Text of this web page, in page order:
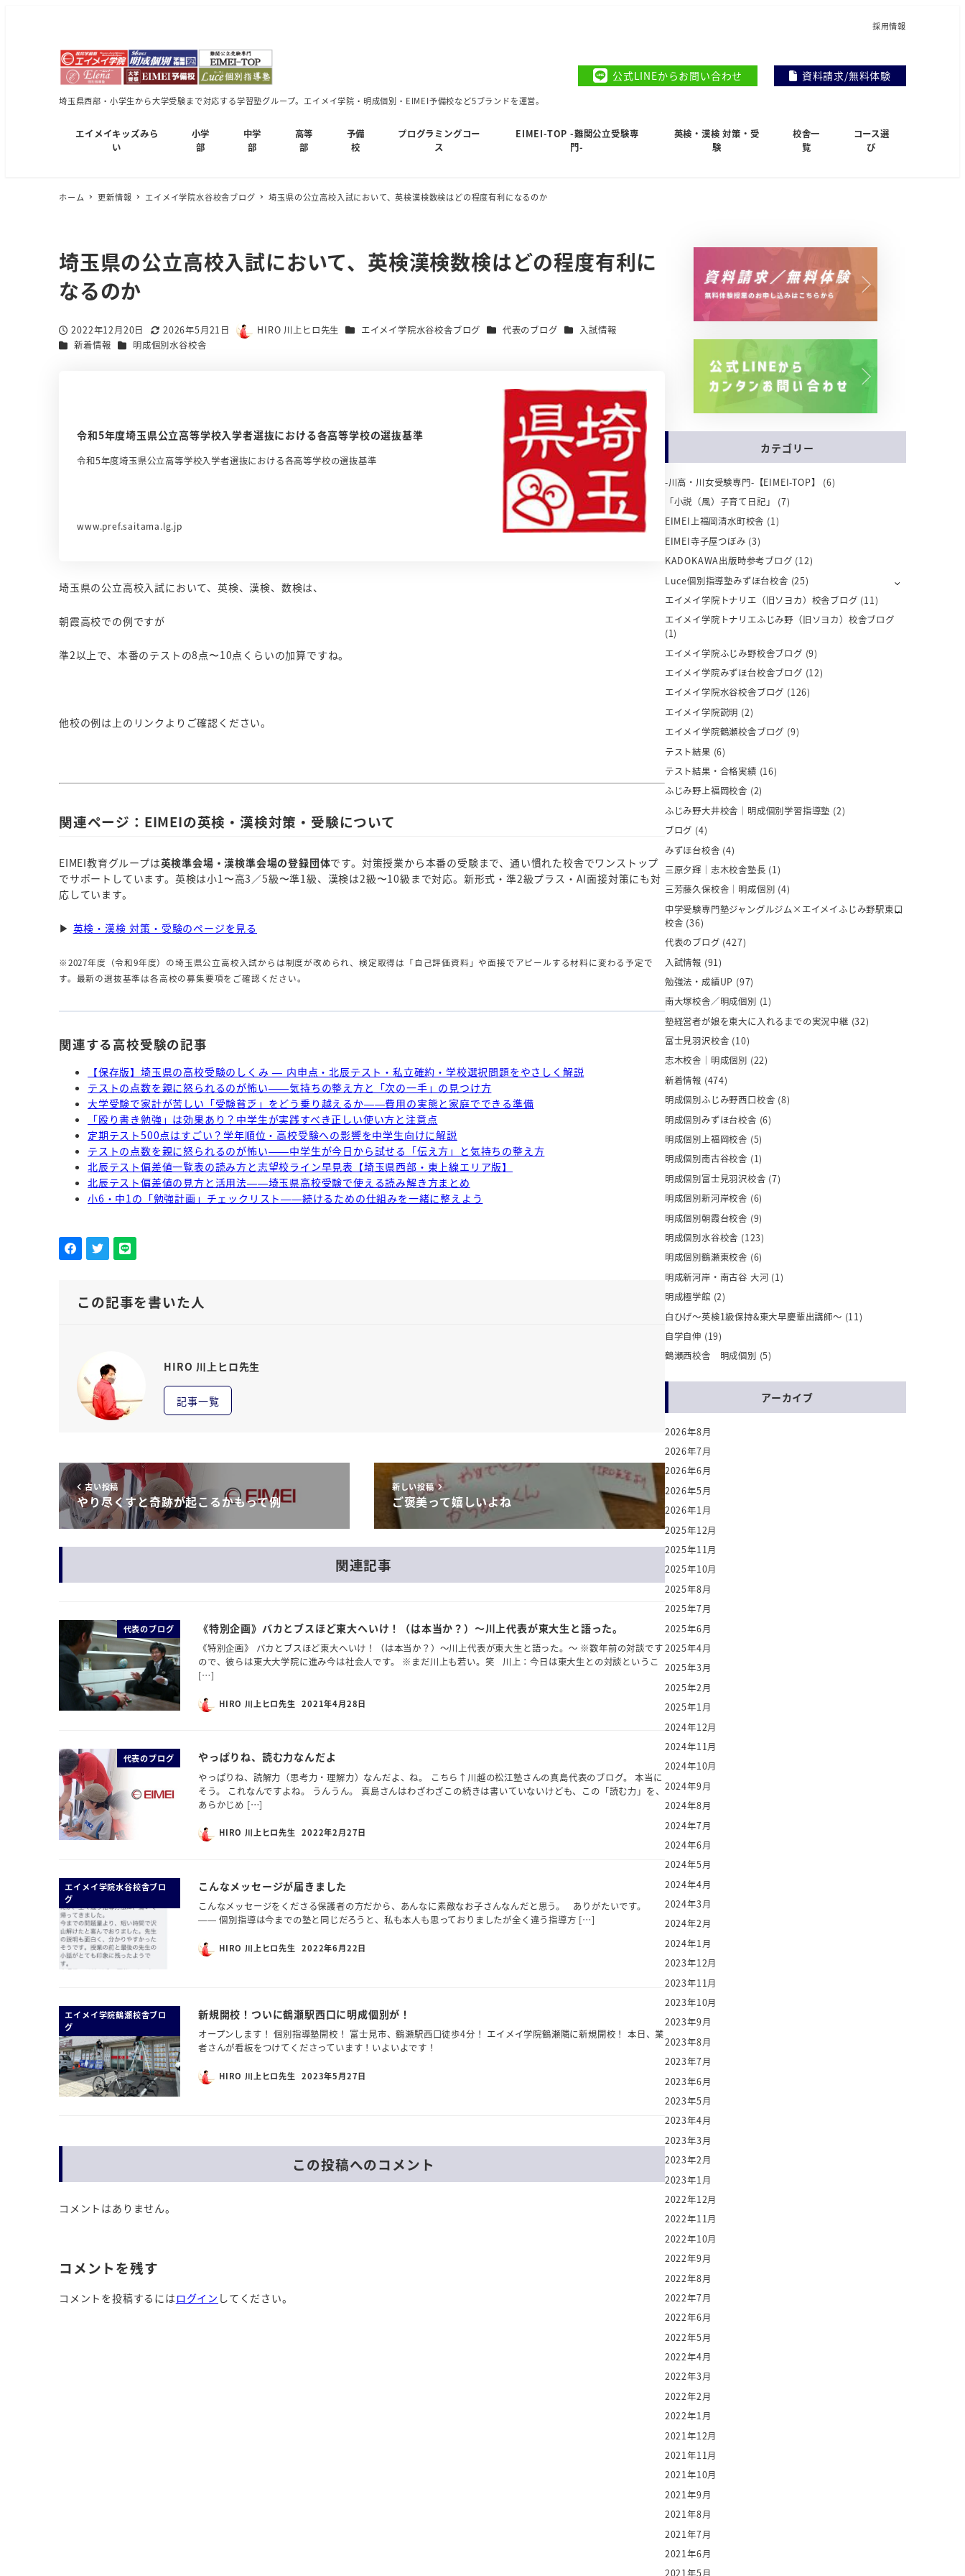
採用情報
埼玉県西部・小学生から大学受験まで対応する学習塾グループ。エイメイ学院・明成個別・EIMEI予備校など5ブランドを運営。
公式LINEからお問い合わせ 資料請求/無料体験
エイメイキッズみら
い
小学
部
中学
部
高等
部
予備
校
プログラミングコー
ス
EIMEI-TOP -難関公立受験専
門-
英検・漢検 対策・受
験
校舎一
覧
コース選
び
ホーム 更新情報 エイメイ学院水谷校舎ブログ 埼玉県の公立高校入試において、英検漢検数検はどの程度有利になるのか
埼玉県の公立高校入試において、英検漢検数検はどの程度有利に
なるのか
投稿日2022年12月20日 更新日2026年5月21日
著
HIRO 川上ヒロ先生 カテゴリー
エイメイ学院水谷校舎ブログ カテゴリー
代表のブログ カテゴリー
入試情報
カテゴリー
新着情報 カテゴリー
明成個別水谷校舎
令和5年度埼玉県公立高等学校入学者選抜における各高等学校の選抜基準
令和5年度埼玉県公立高等学校入学者選抜における各高等学校の選抜基準
www.pref.saitama.lg.jp
埼玉県の公立高校入試において、英検、漢検、数検は、
朝霞高校での例ですが
準2以上で、本番のテストの8点〜10点くらいの加算ですね。
他校の例は上のリンクよりご確認ください。
関連ページ：EIMEIの英検・漢検対策・受験について
EIMEI教育グループは英検準会場・漢検準会場の登録団体です。対策授業から本番の受験まで、通い慣れた校舎でワンストップ
でサポートしています。英検は小1〜高3／5級〜準1級、漢検は2級〜10級まで対応。新形式・準2級プラス・AI面接対策にも対
応しています。
▶ 英検・漢検 対策・受験のページを見る
※2027年度（令和9年度）の埼玉県公立高校入試からは制度が改められ、検定取得は「自己評価資料」や面接でアピールする材料に変わる予定で
す。最新の選抜基準は各高校の募集要項をご確認ください。
関連する高校受験の記事
【保存版】埼玉県の高校受験のしくみ — 内申点・北辰テスト・私立確約・学校選択問題をやさしく解説
テストの点数を親に怒られるのが怖い——気持ちの整え方と「次の一手」の見つけ方
大学受験で家計が苦しい「受験貧乏」をどう乗り越えるか——費用の実態と家庭でできる準備
「殴り書き勉強」は効果あり？中学生が実践すべき正しい使い方と注意点
定期テスト500点はすごい？学年順位・高校受験への影響を中学生向けに解説
テストの点数を親に怒られるのが怖い——中学生が今日から試せる「伝え方」と気持ちの整え方
北辰テスト偏差値一覧表の読み方と志望校ライン早見表【埼玉県西部・東上線エリア版】
北辰テスト偏差値の見方と活用法——埼玉県高校受験で使える読み解き方まとめ
小6・中1の「勉強計画」チェックリスト——続けるための仕組みを一緒に整えよう
この記事を書いた人
HIRO 川上ヒロ先生
記事一覧
古い投稿
やり尽くすと奇跡が起こるかもって例
新しい投稿
ご褒美って嬉しいよね
関連記事
代表のブログ 《特別企画》バカとブスほど東大へいけ！（は本当か？）～川上代表が東大生と語った。
《特別企画》 バカとブスほど東大へいけ！（は本当か？）～川上代表が東大生と語った。～ ※数年前の対談です
ので、彼らは東大大学院に進み今は社会人です。 ※まだ川上も若い。笑 川上：今日は東大生との対談というこ
[…]
HIRO 川上ヒロ先生 2021年4月28日
代表のブログ やっぱりね、読む力なんだよ
やっぱりね、読解力（思考力・理解力）なんだよ、ね。 こちら↑川越の松江塾さんの真島代表のブログ。 本当に
そう。 これなんですよね。 うんうん。 真島さんはわざわざこの続きは書いていないけども、この「読む力」を、
あらかじめ […]
HIRO 川上ヒロ先生 2022年2月27日
エイメイ学院水谷校舎ブロ
グ
こんなメッセージが届きました
こんなメッセージをくださる保護者の方だから、あんなに素敵なお子さんなんだと思う。 ありがたいです。
—— 個別指導は今までの塾と同じだろうと、私も本人も思っておりましたが全く違う指導方 […]
HIRO 川上ヒロ先生 2022年6月22日
エイメイ学院鶴瀬校舎ブロ
グ
新規開校！ついに鶴瀬駅西口に明成個別が！
オープンします！ 個別指導塾開校！ 富士見市、鶴瀬駅西口徒歩4分！ エイメイ学院鶴瀬隣に新規開校！ 本日、業
者さんが看板をつけてくださっています！いよいよです！
HIRO 川上ヒロ先生 2023年5月27日
この投稿へのコメント
コメントはありません。
コメントを残す
コメントを投稿するには ログイン してください。
カテゴリー
-川高・川女受験専門-【EIMEI-TOP】
(6)
「小説（風）子育て日記」
(7)
EIMEI上福岡清水町校舎 (1)
EIMEI寺子屋つぼみ (3)
KADOKAWA出版時参考ブログ (12)
Luce個別指導塾みずほ台校舎 (25)
エイメイ学院トナリエ（旧ソヨカ）校舎ブログ (11)
エイメイ学院トナリエふじみ野（旧ソヨカ）校舎ブログ
(1)
エイメイ学院ふじみ野校舎ブログ (9)
エイメイ学院みずほ台校舎ブログ (12)
エイメイ学院水谷校舎ブログ (126)
エイメイ学院説明 (2)
エイメイ学院鶴瀬校舎ブログ (9)
テスト結果 (6)
テスト結果・合格実績 (16)
ふじみ野上福岡校舎 (2)
ふじみ野大井校舎｜明成個別学習指導塾 (2)
ブログ (4)
みずほ台校舎 (4)
三原夕輝｜志木校舎塾長 (1)
三芳藤久保校舎｜明成個別 (4)
中学受験専門塾ジャングルジム×エイメイふじみ野駅東口
校舎 (36)
代表のブログ (427)
入試情報 (91)
勉強法・成績UP (97)
南大塚校舎／明成個別 (1)
塾経営者が娘を東大に入れるまでの実況中継 (32)
富士見羽沢校舎 (10)
志木校舎｜明成個別 (22)
新着情報 (474)
明成個別ふじみ野西口校舎 (8)
明成個別みずほ台校舎 (6)
明成個別上福岡校舎 (5)
明成個別南古谷校舎 (1)
明成個別富士見羽沢校舎 (7)
明成個別新河岸校舎 (6)
明成個別朝霞台校舎 (9)
明成個別水谷校舎 (123)
明成個別鶴瀬東校舎 (6)
明成新河岸・南古谷 大河 (1)
明成極学館 (2)
白ひげ～英検1級保持&東大早慶輩出講師～ (11)
自学自伸 (19)
鶴瀬西校舎 明成個別 (5)
アーカイブ
2026年8月
2026年7月
2026年6月
2026年5月
2026年1月
2025年12月
2025年11月
2025年10月
2025年8月
2025年7月
2025年6月
2025年4月
2025年3月
2025年2月
2025年1月
2024年12月
2024年11月
2024年10月
2024年9月
2024年8月
2024年7月
2024年6月
2024年5月
2024年4月
2024年3月
2024年2月
2024年1月
2023年12月
2023年11月
2023年10月
2023年9月
2023年8月
2023年7月
2023年6月
2023年5月
2023年4月
2023年3月
2023年2月
2023年1月
2022年12月
2022年11月
2022年10月
2022年9月
2022年8月
2022年7月
2022年6月
2022年5月
2022年4月
2022年3月
2022年2月
2022年1月
2021年12月
2021年11月
2021年10月
2021年9月
2021年8月
2021年7月
2021年6月
2021年5月